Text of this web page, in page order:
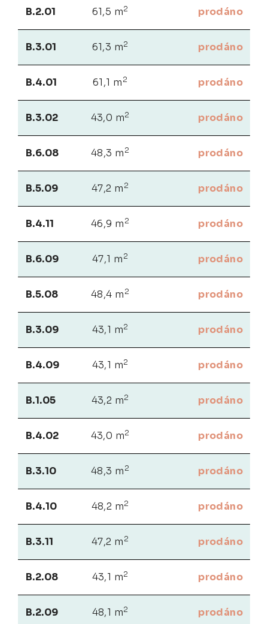
B.2.01 61,5 m2 prodáno
B.3.01 61,3 m2 prodáno
B.4.01 61,1 m 2 prodáno
B.3.02 43,0 m2 prodáno
B.6.08 48,3 m 2 prodáno
B.5.09 47,2 m 2 prodáno
B.4.11 46,9 m 2 prodáno
B.6.09 47,1 m 2 prodáno
B.5.08 48,4 m 2 prodáno
B.3.09 43,1 m2 prodáno
B.4.09 43,1 m2 prodáno
B.1.05 43,2 m2 prodáno
B.4.02 43,0 m2 prodáno
B.3.10 48,3 m 2 prodáno
B.4.10 48,2 m2 prodáno
B.3.11 47,2 m 2 prodáno
B.2.08 43,1 m2 prodáno
B.2.09 48,1 m2 prodáno